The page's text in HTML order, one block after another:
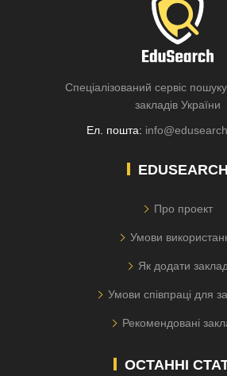
Спеціалізований сервіс
закладів України
Ел. пошта:
EDUSEARCH
Про проект
Умови
Як додати заклад
Умови співпраці для
Рекомендовані
ОСТАННІ